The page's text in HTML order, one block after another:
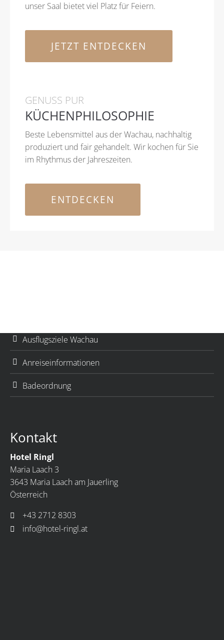
unser Saal bietet viel Platz für Feiern.
JETZT ENTDECKEN
GENUSS PUR
KÜCHENPHILOSOPHIE
Beste Lebensmittel aus der Wachau, nachhaltig
produziert und fair gehandelt. Wir kochen für Sie
im Rhythmus der Jahreszeiten.
ENTDECKEN
Mit Herz, Tradition und viel Gastfreundlichkeit, bieten wir
unseren Gästen ein unvergessliches Urlaubserlebnis in
der Wachau.
Ausflugsziele Wachau
Anreiseinformationen
Badeordnung
Kontakt
Hotel Ringl
Maria Laach 3
3643 Maria Laach am Jauerling
Österreich
+43 2712 8303
info@hotel-ringl.at